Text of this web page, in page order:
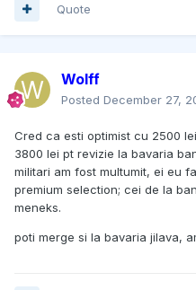
Quote
Wolff
Posted December 27,
Cred ca esti optimist cu 2500
3800 lei pt revizie la bavaria
militari am fost multumit, ei eu
premium selection; cei de la
meneks.
poti merge si la bavaria jilava,